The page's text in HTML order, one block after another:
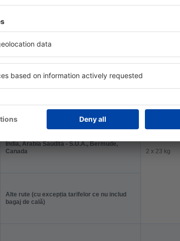
Brazilia 2 x 32 kg
2 x 23 kg
India, Arabia Saudită - S.U.A., Bermude,
Canada
Alte rute (cu excepția tarifelor ce nu includ
bagaj de cală)